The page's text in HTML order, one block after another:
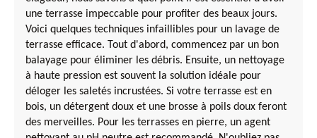
une terrasse impeccable pour profiter des beaux jours.
Voici quelques techniques infaillibles pour un lavage de
terrasse efficace. Tout d'abord, commencez par un bon
balayage pour éliminer les débris. Ensuite, un nettoyage
à haute pression est souvent la solution idéale pour
déloger les saletés incrustées. Si votre terrasse est en
bois, un détergent doux et une brosse à poils doux feront
des merveilles. Pour les terrasses en pierre, un agent